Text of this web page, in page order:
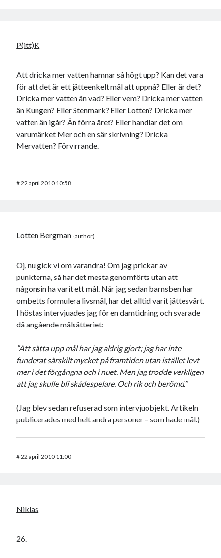
P(itt)K
Att dricka mer vatten hamnar så högt upp? Kan det vara
för att det är ett jätteenkelt mål att uppnå? Eller är det?
Dricka mer vatten än vad? Eller vem? Dricka mer vatten
än Kungen? Eller Stenmark? Eller Lotten? Dricka mer
vatten än igår? Än förra året? Eller handlar det om
varumärket Mer och en sär skrivning? Dricka
Mervatten? Förvirrande.
#22 april 2010 10:58
Lotten Bergman
Oj, nu gick vi om varandra! Om jag prickar av
punkterna, så har det mesta genomförts utan att
någonsin ha varit ett mål. När jag sedan barnsben har
ombetts formulera livsmål, har det alltid varit jättesvårt.
I höstas intervjuades jag för en damtidning och svarade
då angående målsätteriet:
”Att sätta upp mål har jag aldrig gjort; jag har inte
funderat särskilt mycket på framtiden utan istället levt
mer i det förgångna och i nuet. Men jag trodde verkligen
att jag skulle bli skådespelare. Och rik och berömd.”
(Jag blev sedan refuserad som intervjuobjekt. Artikeln
publicerades med helt andra personer – som hade mål.)
#22 april 2010 11:00
Niklas
26.